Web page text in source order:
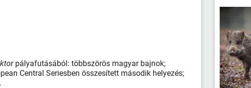
pályafutásából: többszörös magyar bajnok;
Central Seriesben összesített második helyezés;